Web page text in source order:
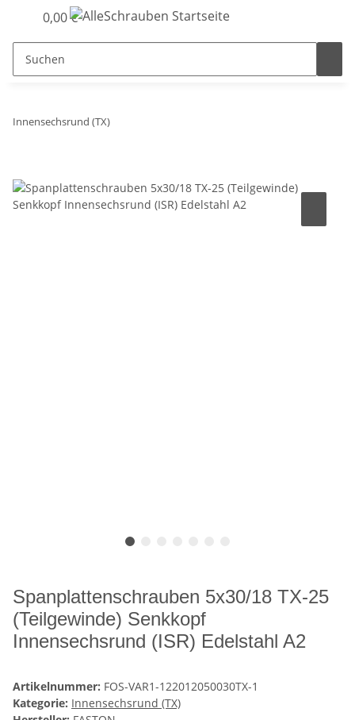
0,00 €
Innensechsrund (TX)
Spanplattenschrauben 5x30/18 TX-25
(Teilgewinde) Senkkopf
Innensechsrund (ISR) Edelstahl A2
Artikelnummer: FOS-VAR1-122012050030TX-1
Kategorie: Innensechsrund (TX)